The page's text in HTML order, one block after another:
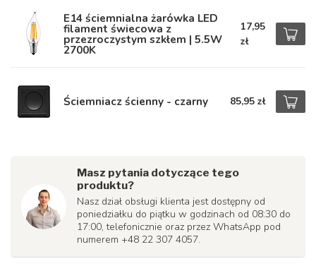
E14 ściemnialna żarówka LED
filament świecowa z
przezroczystym szkłem | 5.5W
2700K
17,95
zł
Ściemniacz ścienny - czarny 85,95 zł
Masz pytania dotyczące tego
produktu?
Nasz dział obsługi klienta jest dostępny od
poniedziałku do piątku w godzinach od 08:30 do
17:00, telefonicznie oraz przez WhatsApp pod
numerem +48 22 307 4057.